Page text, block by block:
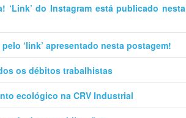
‘Link’ do Instagram está publicado nesta
‘link’ apresentado nesta postagem!
os débitos trabalhistas
ecológico na CRV Industrial